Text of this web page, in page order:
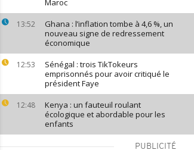
Maroc
13:52
Ghana : l’inflation tombe à 4,6 %, un
nouveau signe de redressement
économique
12:53
Sénégal : trois TikTokeurs
emprisonnés pour avoir critiqué le
président Faye
12:48
Kenya : un fauteuil roulant
écologique et abordable pour les
enfants
PUBLICITÉ